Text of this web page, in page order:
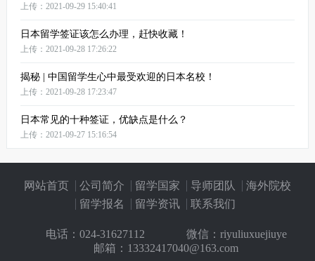
上传：2021-09-29 15:40:41
日本留学签证该怎么办理，赶快收藏！
上传：2021-09-28 17:26:22
揭秘 | 中国留学生心中最受欢迎的日本名校！
上传：2021-09-28 17:23:47
日本常见的十种签证，优缺点是什么？
上传：2021-09-27 15:16:54
网站首页 公司简介 留学国家 导师团队
海外院校
留学报名
留学资讯 联系我们
电话： 024-31627112
微信：riyuliuxuejiuye
邮箱：13332417040@163.com